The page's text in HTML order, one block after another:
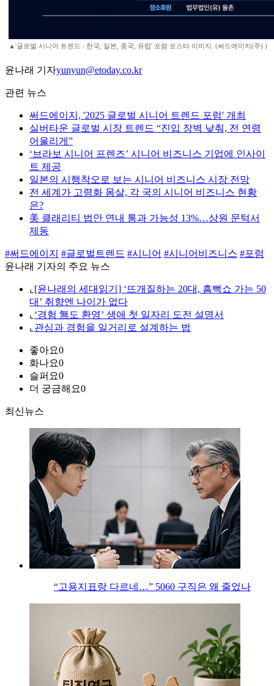
▲'글로벌 시니어 트렌드 : 한국, 일본, 중국, 유럽' 포럼 포스터 이미지. (써드에이지(주) )
윤나래 기자yunyun@etoday.co.kr
관련 뉴스
써드에이지, '2025 글로벌 시니어 트렌드 포럼' 개최
실버타운 글로벌 시장 트렌드 “진입 장벽 낮춰, 전 연령
어울리게”
‘브라보 시니어 프렌즈’ 시니어 비즈니스 기업에 인사이
트 제공
일본의 시행착오로 보는 시니어 비즈니스 시장 전망
전 세계가 고령화 몸살, 각 국의 시니어 비즈니스 현황
은?
美 클래리티 법안 연내 통과 가능성 13%…상원 문턱서
제동
#써드에이지 #글로벌트렌드 #시니어 #시니어비즈니스 #포럼
윤나래 기자의 주요 뉴스
⌞ [윤나래의 세대읽기] ‘뜨개질하는 20대, 흠뻑쇼 가는 50
대’ 취향엔 나이가 없다
⌞ ‘경험 無도 환영’ 생애 첫 일자리 도전 설명서
⌞ 관심과 경험을 일거리로 설계하는 법
좋아요0
화나요0
슬퍼요0
더 궁금해요0
최신뉴스
“고용지표랑 다르네…” 5060 구직은 왜 줄었나